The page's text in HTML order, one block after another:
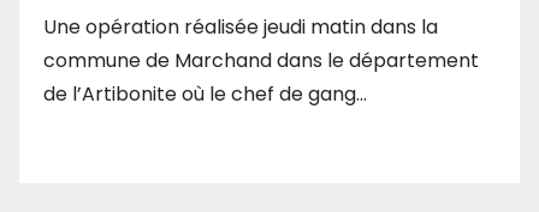
Une opération réalisée jeudi matin dans la
commune de Marchand dans le département
de l’Artibonite où le chef de gang…